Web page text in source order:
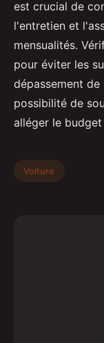
est crucial de
l'entretien et
mensualités.
pour éviter les
dépassement
possibilité de
alléger le
Voiture